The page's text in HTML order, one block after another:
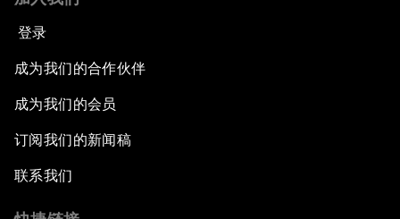
登录
成为我们的合作伙伴
成为我们的会员
订阅我们的新闻稿
联系我们